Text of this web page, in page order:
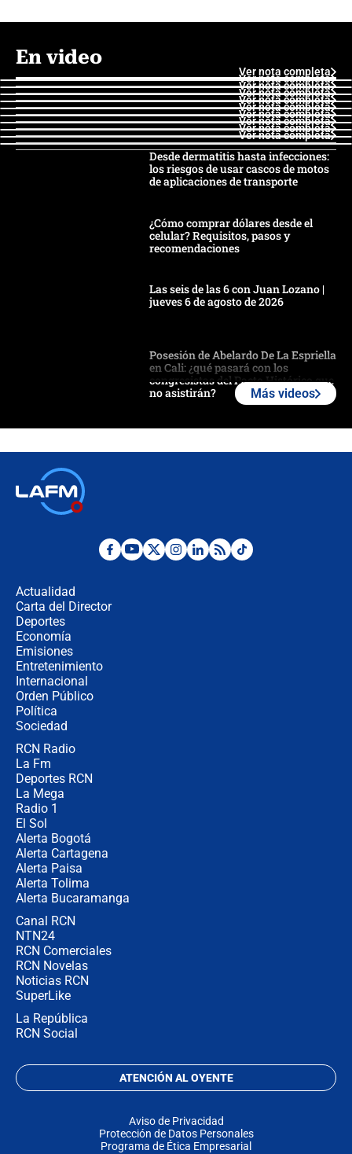
En video
Ver nota completa
Ver nota completa
Ver nota completa
Ver nota completa
Ver nota completa
Ver nota completa
Ver nota completa
Ver nota completa
Ver nota completa
Ver nota completa
Desde dermatitis hasta infecciones:
los riesgos de usar cascos de motos
de aplicaciones de transporte
¿Cómo comprar dólares desde el
celular? Requisitos, pasos y
recomendaciones
Las seis de las 6 con Juan Lozano |
jueves 6 de agosto de 2026
Posesión de Abelardo De La Espriella
en Cali: ¿qué pasará con los
congresistas del Pacto Histórico que
no asistirán?
¿Por qué De la Espriella gobernará
Más videos
Actualidad
Carta del Director
Deportes
Economía
Emisiones
Entretenimiento
Internacional
Orden Público
Política
Sociedad
RCN Radio
La Fm
Deportes RCN
La Mega
Radio 1
El Sol
Alerta Bogotá
Alerta Cartagena
Alerta Paisa
Alerta Tolima
Alerta Bucaramanga
Canal RCN
NTN24
RCN Comerciales
RCN Novelas
Noticias RCN
SuperLike
La República
RCN Social
ATENCIÓN AL OYENTE
Aviso de Privacidad
Protección de Datos Personales
Programa de Ética Empresarial